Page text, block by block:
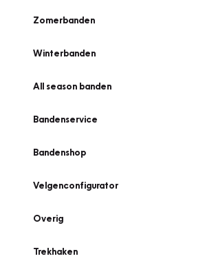
Zomerbanden
Winterbanden
All season banden
Bandenservice
Bandenshop
Velgenconfigurator
Overig
Trekhaken